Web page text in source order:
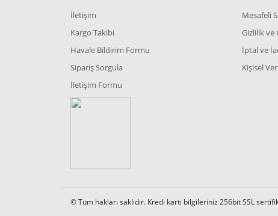
İletişim
Kargo Takibi
Havale Bildirim Formu
Sipariş Sorgula
İletişim Formu
Mesafeli
Gizlilik ve
İptal ve
Kişisel
© Tüm hakları saklıdır. Kredi kartı bilgileriniz 256bit SSL